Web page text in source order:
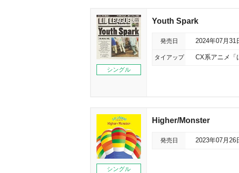
シングル
Youth Spark
発売日 2024年07月31
タイアップ CX系アニメ「
シングル
Higher/Monster
発売日 2023年07月26